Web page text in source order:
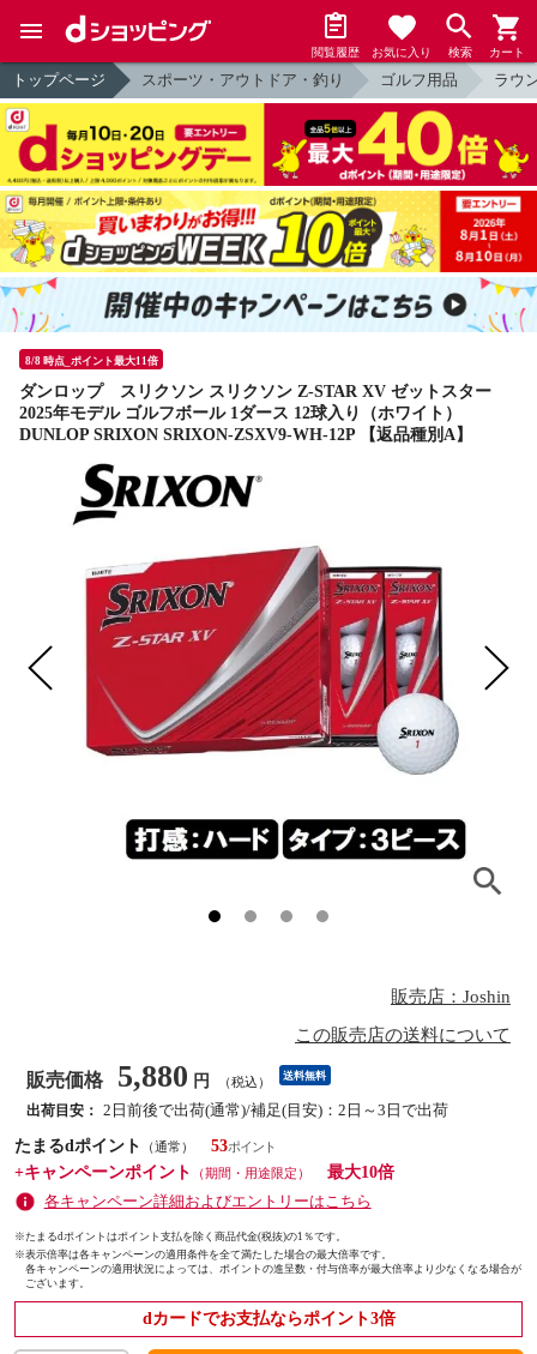
閲覧履歴 お気に入り 検索 カート
トップページ スポーツ・アウトドア・釣り ゴルフ用品 ラウ
8/8 時点_ポイント最大11倍
ダンロップ スリクソン スリクソン Z-STAR XV ゼットスター
2025年モデル ゴルフボール 1ダース 12球入り（ホワイト）
DUNLOP SRIXON SRIXON-ZSXV9-WH-12P 【返品種別A】
販売店：Joshin
この販売店の送料について
販売価格 5,880 円 （税込） 送料無料
出荷目安： 2日前後で出荷(通常)/補足(目安)：2日～3日で出荷
たまるdポイント
（通常）
53
+キャンペーンポイント
（期間・用途限定）
最大10倍
各キャンペーン詳細およびエントリーはこちら
※たまるdポイントはポイント支払を除く商品代金(税抜)の1％です。
※表示倍率は各キャンペーンの適用条件を全て満たした場合の最大倍率です。
各キャンペーンの適用状況によっては、ポイントの進呈数・付与倍率が最大倍率より少なくなる場合が
ございます。
dカードでお支払ならポイント3倍